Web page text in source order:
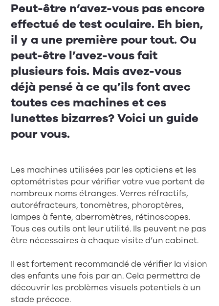
Peut-être n’avez-vous pas encore
effectué de test oculaire. Eh bien,
il y a une première pour tout. Ou
peut-être l’avez-vous fait
plusieurs fois. Mais avez-vous
déjà pensé à ce qu’ils font avec
toutes ces machines et ces
lunettes bizarres? Voici un guide
pour vous.
Les machines utilisées par les opticiens et les
optométristes pour vérifier votre vue portent de
nombreux noms étranges. Verres réfractifs,
autoréfracteurs, tonomètres, phoroptères,
lampes à fente, aberromètres, rétinoscopes.
Tous ces outils ont leur utilité. Ils peuvent ne pas
être nécessaires à chaque visite d’un cabinet.
Il est fortement recommandé de vérifier la vision
des enfants une fois par an. Cela permettra de
découvrir les problèmes visuels potentiels à un
stade précoce.